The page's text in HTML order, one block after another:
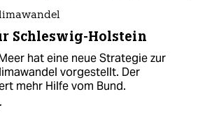
Schleswig-Holstein
hat eine neue Strategie zur
vorgestellt. Der
mehr Hilfe vom Bund.